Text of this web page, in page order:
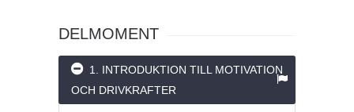
DELMOMENT
1. INTRODUKTION TILL MOTIVATION
OCH DRIVKRAFTER